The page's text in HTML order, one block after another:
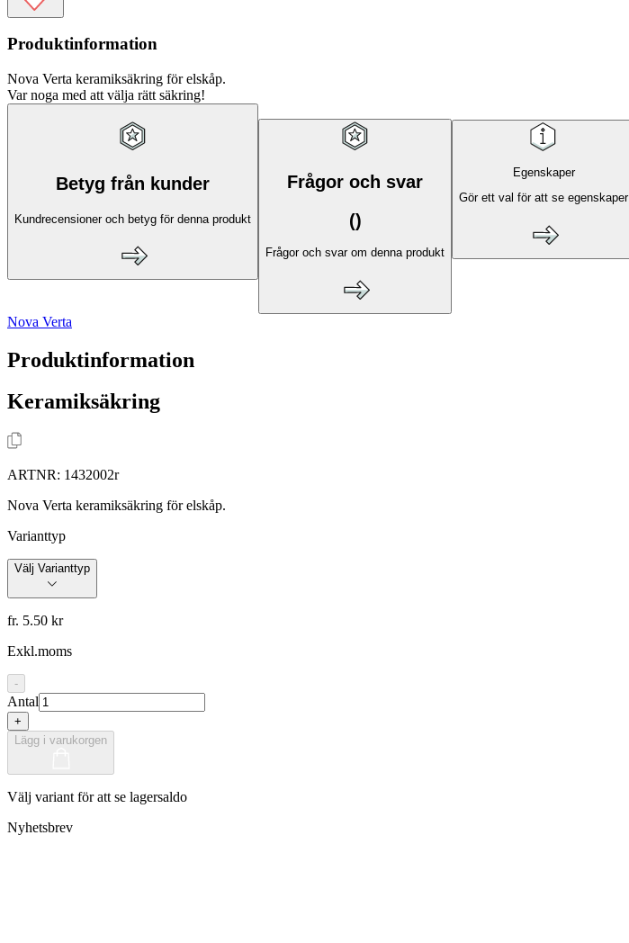
Produktinformation
Nova Verta keramiksäkring för elskåp.
Var noga med att välja rätt säkring!
Betyg från kunder
Kundrecensioner och betyg för denna produkt
Frågor och svar
()
Frågor och svar om denna produkt
Egenskaper
Gör ett val för att se egenskaper
Nova Verta
Produktinformation
Keramiksäkring
ARTNR: 1432002r
Nova Verta keramiksäkring för elskåp.
Varianttyp
Välj Varianttyp
fr. 5.50 kr
Exkl.moms
-
Antal
+
Lägg i varukorgen
Välj variant för att se lagersaldo
Nyhetsbrev